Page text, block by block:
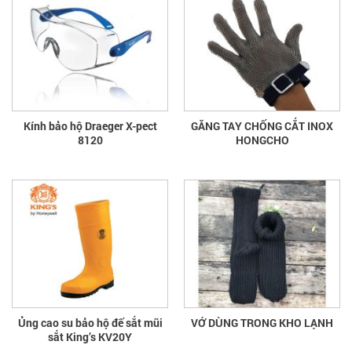
Kính bảo hộ Draeger X-pect
8120
GĂNG TAY CHỐNG CẮT INOX
HONGCHO
Ủng cao su bảo hộ đế sắt mũi
sắt King’s KV20Y
VỚ DÙNG TRONG KHO LẠNH